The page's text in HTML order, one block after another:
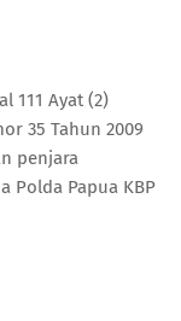
111 Ayat (2)
35 Tahun 2009
penjara
Polda Papua KBP